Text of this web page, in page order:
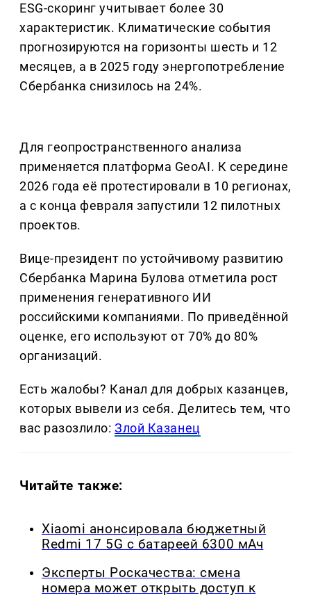
ESG-скоринг учитывает более 30
характеристик. Климатические события
прогнозируются на горизонты шесть и 12
месяцев, а в 2025 году энергопотребление
Сбербанка снизилось на 24%.
Для геопространственного анализа
применяется платформа GeoAI. К середине
2026 года её протестировали в 10 регионах,
а с конца февраля запустили 12 пилотных
проектов.
Вице-президент по устойчивому развитию
Сбербанка Марина Булова отметила рост
применения генеративного ИИ
российскими компаниями. По приведённой
оценке, его используют от 70% до 80%
организаций.
Есть жалобы? Канал для добрых казанцев,
которых вывели из себя. Делитеcь тем, что
вас разозлило:Злой Казанец
Читайте также:
Xiaomi анонсировала бюджетный
Redmi 17 5G с батареей 6300 мАч
Эксперты Роскачества: смена
номера может открыть доступ к